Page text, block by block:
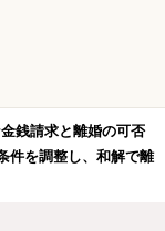
銭請求と離婚の可否
件を調整し、和解で離